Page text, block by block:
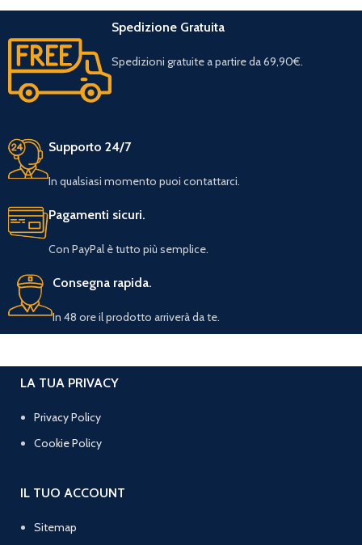
Spedizione Gratuita
Spedizioni gratuite a partire da 69,90€.
Supporto 24/7
In qualsiasi momento puoi contattarci.
Pagamenti sicuri.
Con PayPal è tutto più semplice.
Consegna rapida.
In 48 ore il prodotto arriverà da te.
LA TUA PRIVACY
Privacy Policy
Cookie Policy
IL TUO ACCOUNT
Sitemap